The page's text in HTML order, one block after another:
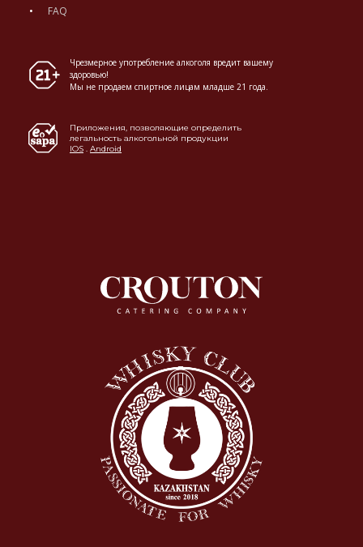
FAQ
Чрезмерное употребление алкоголя вредит вашему
здоровью!
Мы не продаем спиртное лицам младше 21 года.
Приложения, позволяющие определить
легальность алкогольной продукции
IOS . Android